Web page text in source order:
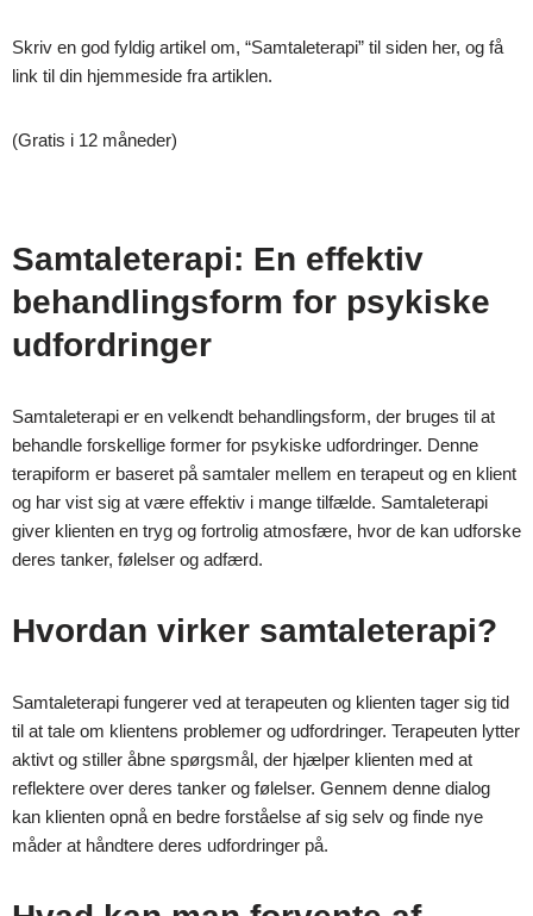
Skriv en god fyldig artikel om, “Samtaleterapi” til siden her, og få
link til din hjemmeside fra artiklen.
(Gratis i 12 måneder)
Samtaleterapi: En effektiv
behandlingsform for psykiske
udfordringer
Samtaleterapi er en velkendt behandlingsform, der bruges til at
behandle forskellige former for psykiske udfordringer. Denne
terapiform er baseret på samtaler mellem en terapeut og en klient
og har vist sig at være effektiv i mange tilfælde. Samtaleterapi
giver klienten en tryg og fortrolig atmosfære, hvor de kan udforske
deres tanker, følelser og adfærd.
Hvordan virker samtaleterapi?
Samtaleterapi fungerer ved at terapeuten og klienten tager sig tid
til at tale om klientens problemer og udfordringer. Terapeuten lytter
aktivt og stiller åbne spørgsmål, der hjælper klienten med at
reflektere over deres tanker og følelser. Gennem denne dialog
kan klienten opnå en bedre forståelse af sig selv og finde nye
måder at håndtere deres udfordringer på.